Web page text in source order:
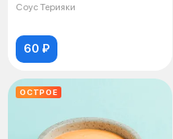
Соус Терияки
60 ₽
ОСТРОЕ